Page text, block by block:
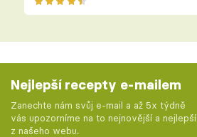
Nejlepší recepty e-mailem
Zanechte nám svůj e-mail a až 5x týdně
vás upozorníme na to nejnovější a nejlepší
z našeho webu.